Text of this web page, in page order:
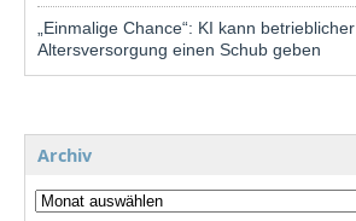
„Einmalige Chance“: KI kann betrieblicher
Altersversorgung einen Schub geben
Archiv